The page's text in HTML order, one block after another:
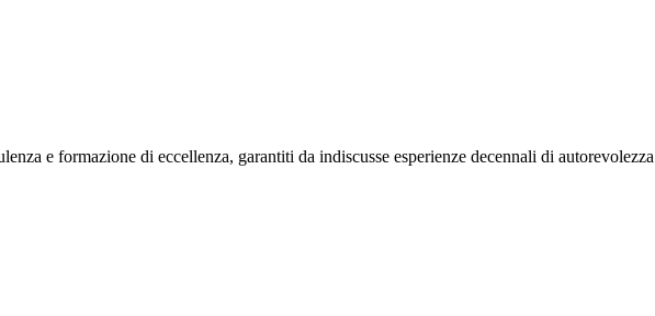
e formazione di eccellenza, garantiti da indiscusse esperienze decennali di